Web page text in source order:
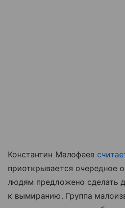
Константин Малофеев
приоткрывается очередное
людям предложено сделать
к вымиранию. Группа